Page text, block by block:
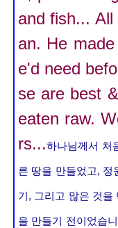
and fish...
an. He
e'd need
se are best
eaten raw.
rs...하나님께서 처
른 땅을 만들었고, 정
기, 그리고 많은 것을
을 만들기 전이었습